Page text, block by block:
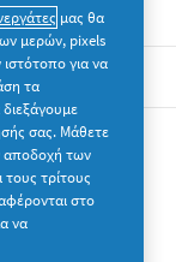
μας θα
μερών, pixels
για να
τα
σας. Μάθετε
αποδοχή των
τρίτους
στο
να